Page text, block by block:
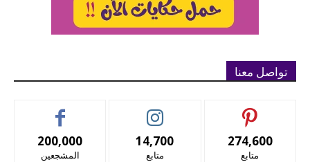
تواصل معنا
200,000
المشجعين
14,700
متابع
274,600
متابع